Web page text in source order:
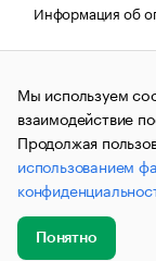
Информация об
Правовая
© АО
и материалы
связи,
коммуникаций
№ФС77-63848)
публикации
не
до 18 лет.
Мы используем
взаимодействие
Продолжая
использованием
Понятно